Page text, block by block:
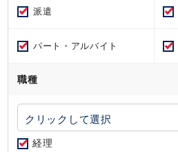
派遣
パート・アルバイト
職種
経理